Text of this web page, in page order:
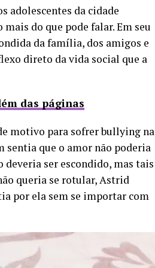
adolescentes da cidade
mais do que pode falar.Em seu
da família, dos amigos e
direto da vida social que a
das páginas
motivo para sofrer bullying na
sentia que o amor não poderia
deveria ser escondido, mas tais
queria se rotular, Astrid
por ela sem se importar com